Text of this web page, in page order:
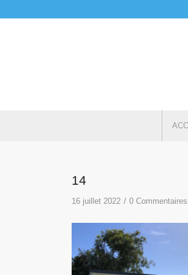
14
16 juillet 2022 / 0 Commentaires